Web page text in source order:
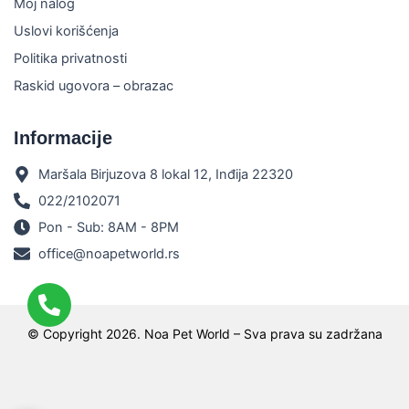
Moj nalog
Uslovi korišćenja
Politika privatnosti
Raskid ugovora – obrazac
Informacije
Maršala Birjuzova 8 lokal 12, Inđija 22320
022/2102071
Pon - Sub: 8AM - 8PM
office@noapetworld.rs
© Copyright 2026. Noa Pet World – Sva prava su zadržana